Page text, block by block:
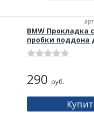
BMW Прокладка
пробки поддона
290 руб.